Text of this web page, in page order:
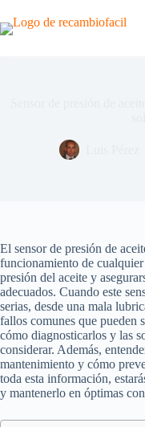
al
contenido
El sensor de presión de
funcionamiento de
presión del aceite y
adecuados. Cuando este
serias, desde una mala
fallos comunes que pueden
cómo diagnosticarlos y las
considerar. Además,
mantenimiento y cómo
toda esta información,
y mantenerlo en óptimas